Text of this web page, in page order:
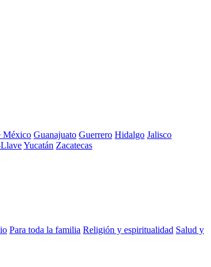
México Guanajuato Guerrero Hidalgo Jalisco
Yucatán Zacatecas
Para toda la familia Religión y espiritualidad Salud y